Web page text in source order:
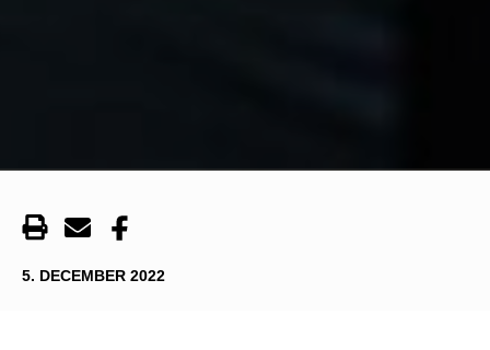
5. DECEMBER 2022